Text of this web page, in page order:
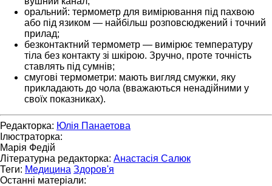
оральний: термометр для вимірювання під пахвою
або під язиком — найбільш розповсюджений і точний
прилад;
безконтактний термометр — вимірює температуру
тіла без контакту зі шкірою. Зручно, проте точність
ставлять під сумнів;
смугові термометри: мають вигляд смужки, яку
прикладають до чола (вважаються ненадійними у
своїх показниках).
Редакторка: Юлія Панаетова
Ілюстраторка:
Марія Федій
Літературна редакторка: Анастасія Салюк
Теги: Медицина Здоров'я
Останні матеріали: